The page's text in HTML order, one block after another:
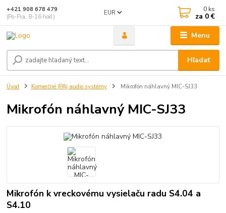
Menu
EUR
Hľadať
+421 908 678 479
(Po-Pia, 8-16 hod.)
0 ks
za 0 €
Úvod Komerčné (PA) audio systémy Mikrofón náhlavný MIC-SJ33
Mikrofón náhlavný MIC-SJ33
Mikrofón k vreckovému vysielaču radu S4.04 a
S4.10